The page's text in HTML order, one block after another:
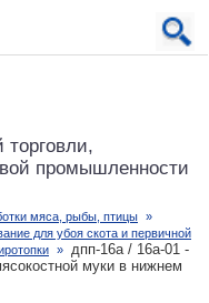
торговли,
промышленности
мяса, рыбы, птицы »
для убоя скота и первичной
» дпп-16а / 16а-01 -
муки в нижнем